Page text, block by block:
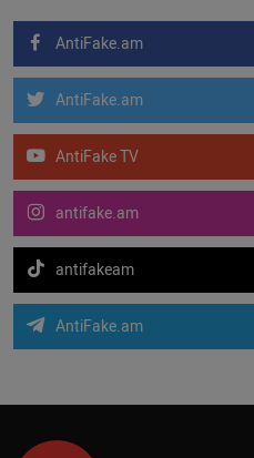
AntiFake.am
AntiFake.am
AntiFake TV
antifake.am
antifakeam
AntiFake.am